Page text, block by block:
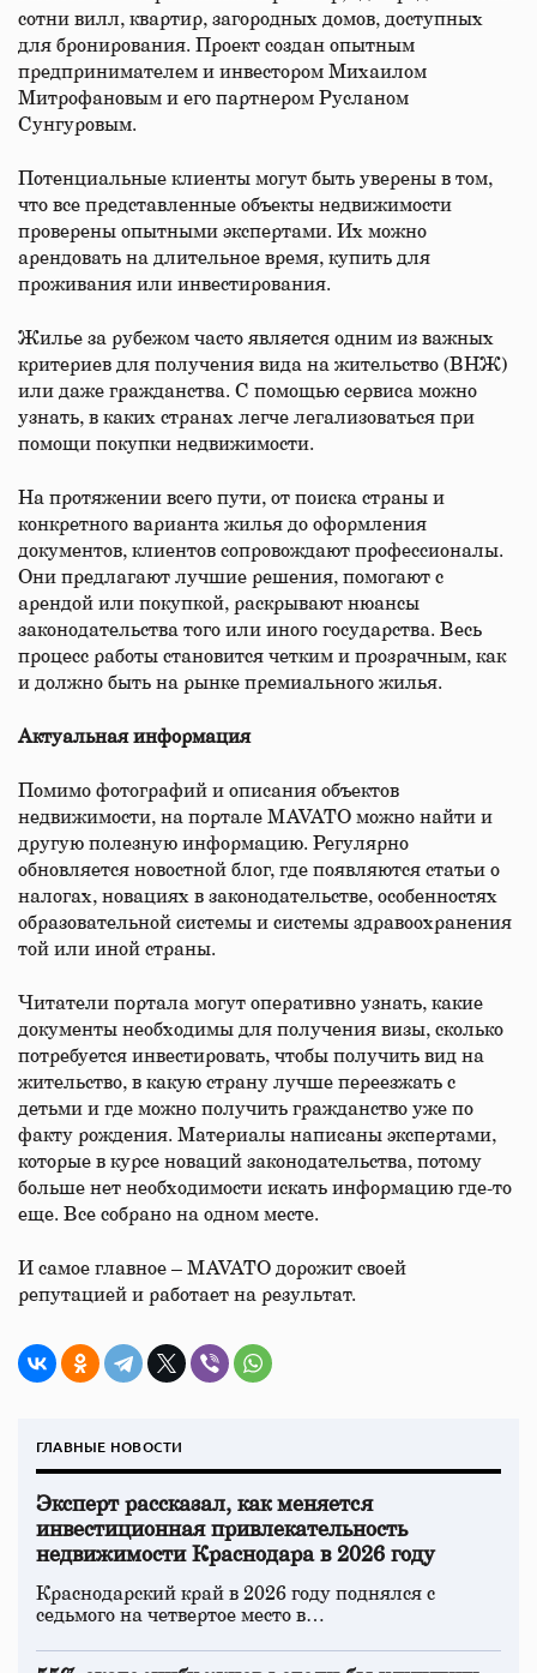
сотни вилл, квартир, загородных домов, доступных
для бронирования. Проект создан опытным
предпринимателем и инвестором Михаилом
Митрофановым и его партнером Русланом
Сунгуровым.
Потенциальные клиенты могут быть уверены в том,
что все представленные объекты недвижимости
проверены опытными экспертами. Их можно
арендовать на длительное время, купить для
проживания или инвестирования.
Жилье за рубежом часто является одним из важных
критериев для получения вида на жительство (ВНЖ)
или даже гражданства. С помощью сервиса можно
узнать, в каких странах легче легализоваться при
помощи покупки недвижимости.
На протяжении всего пути, от поиска страны и
конкретного варианта жилья до оформления
документов, клиентов сопровождают профессионалы.
Они предлагают лучшие решения, помогают с
арендой или покупкой, раскрывают нюансы
законодательства того или иного государства. Весь
процесс работы становится четким и прозрачным, как
и должно быть на рынке премиального жилья.
Актуальная информация
Помимо фотографий и описания объектов
недвижимости, на портале MAVATO можно найти и
другую полезную информацию. Регулярно
обновляется новостной блог, где появляются статьи о
налогах, новациях в законодательстве, особенностях
образовательной системы и системы здравоохранения
той или иной страны.
Читатели портала могут оперативно узнать, какие
документы необходимы для получения визы, сколько
потребуется инвестировать, чтобы получить вид на
жительство, в какую страну лучше переезжать с
детьми и где можно получить гражданство уже по
факту рождения. Материалы написаны экспертами,
которые в курсе новаций законодательства, потому
больше нет необходимости искать информацию где-то
еще. Все собрано на одном месте.
И самое главное – MAVATO дорожит своей
репутацией и работает на результат.
ГЛАВНЫЕ НОВОСТИ
Эксперт рассказал, как меняется
инвестиционная привлекательность
недвижимости Краснодара в 2026 году
Краснодарский край в 2026 году поднялся с
седьмого на четвертое место в…